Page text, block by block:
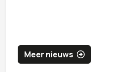
Meer nieuws